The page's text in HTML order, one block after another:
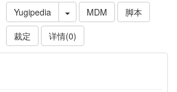
Yugipedia
MDM
脚本
裁定
详情(0)